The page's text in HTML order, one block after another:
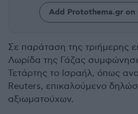
Add Protothema.gr on
Σε παράταση της τριήμερης
Λωρίδα της Γάζας
Τετάρτης το Ισραήλ, όπως
Reuters, επικαλούμενο
αξιωματούχων.